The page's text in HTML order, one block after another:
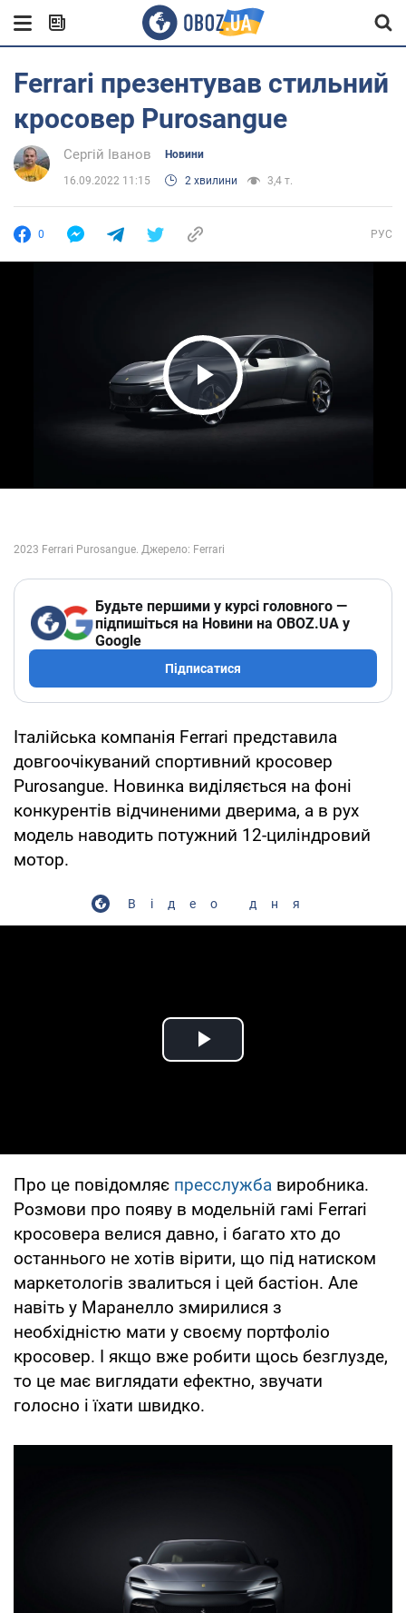
Ferrari презентував стильний
кросовер Purosangue
Сергій Іванов Новини
16.09.2022 11:15 2 хвилини 3,4 т.
0 РУС
Play Video
Будьте першими у курсі головного —
підпишіться на Новини на OBOZ.UA у
Google
Підписатися
Італійська компанія Ferrari представила
довгоочікуваний спортивний кросовер
Purosangue. Новинка виділяється на фоні
конкурентів відчиненими дверима, а в рух
модель наводить потужний 12-циліндровий
мотор.
Відео дня
Play Video
Про це повідомляє пресслужба виробника.
Розмови про появу в модельній гамі Ferrari
кросовера велися давно, і багато хто до
останнього не хотів вірити, що під натиском
маркетологів звалиться і цей бастіон. Але
навіть у Маранелло змирилися з
необхідністю мати у своєму портфоліо
кросовер. І якщо вже робити щось безглузде,
то це має виглядати ефектно, звучати
голосно і їхати швидко.